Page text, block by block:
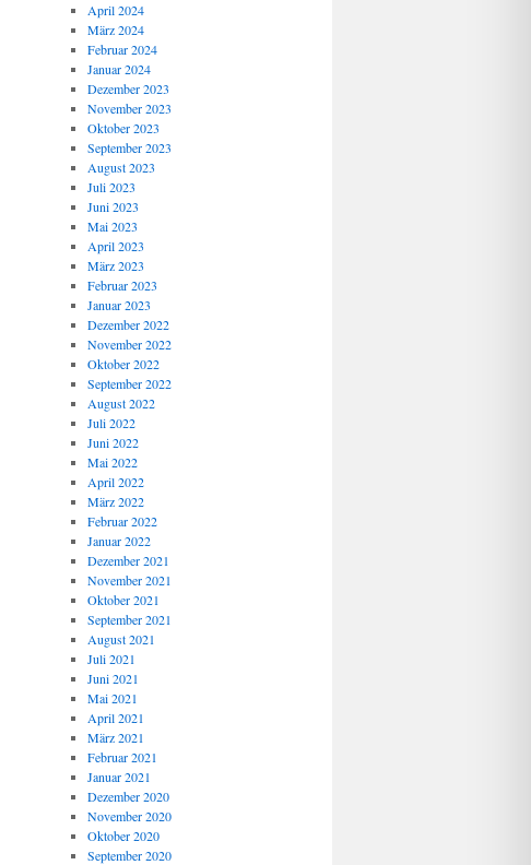
April 2024
März 2024
Februar 2024
Januar 2024
Dezember 2023
November 2023
Oktober 2023
September 2023
August 2023
Juli 2023
Juni 2023
Mai 2023
April 2023
März 2023
Februar 2023
Januar 2023
Dezember 2022
November 2022
Oktober 2022
September 2022
August 2022
Juli 2022
Juni 2022
Mai 2022
April 2022
März 2022
Februar 2022
Januar 2022
Dezember 2021
November 2021
Oktober 2021
September 2021
August 2021
Juli 2021
Juni 2021
Mai 2021
April 2021
März 2021
Februar 2021
Januar 2021
Dezember 2020
November 2020
Oktober 2020
September 2020